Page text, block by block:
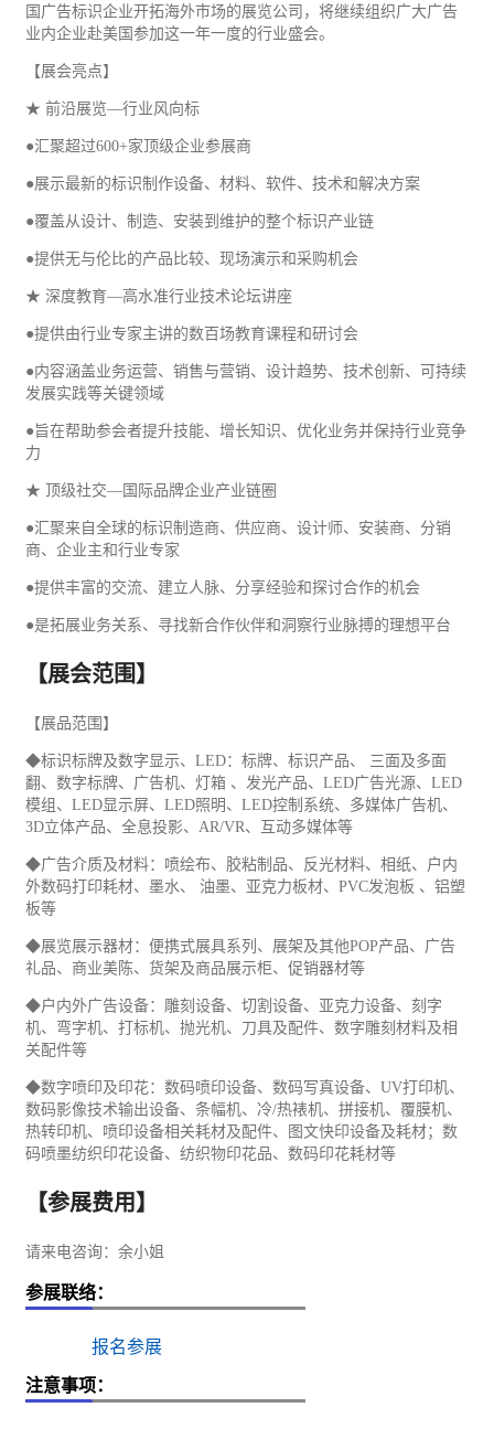
国广告标识企业开拓海外市场的展览公司，将继续组织广大广告
业内企业赴美国参加这一年一度的行业盛会。
【展会亮点】
★ 前沿展览—行业风向标
●汇聚超过600+家顶级企业参展商
●展示最新的标识制作设备、材料、软件、技术和解决方案
●覆盖从设计、制造、安装到维护的整个标识产业链
●提供无与伦比的产品比较、现场演示和采购机会
★ 深度教育—高水准行业技术论坛讲座
●提供由行业专家主讲的数百场教育课程和研讨会
●内容涵盖业务运营、销售与营销、设计趋势、技术创新、可持续
发展实践等关键领域
●旨在帮助参会者提升技能、增长知识、优化业务并保持行业竞争
力
★ 顶级社交—国际品牌企业产业链圈
●汇聚来自全球的标识制造商、供应商、设计师、安装商、分销
商、企业主和行业专家
●提供丰富的交流、建立人脉、分享经验和探讨合作的机会
●是拓展业务关系、寻找新合作伙伴和洞察行业脉搏的理想平台
【展会范围】
【展品范围】
◆标识标牌及数字显示、LED：标牌、标识产品、 三面及多面
翻、数字标牌、 广告机、灯箱 、发光产品、LED广告光源、LED
模组、LED显示屏、LED照明、LED控制系统、多媒体广告机、
3D立体产品、全息投影、AR/VR、互动多媒体等
◆广告介质及材料：喷绘布、胶粘制品、反光材料、相纸、户内
外数码打印耗材、墨水、 油墨、亚克力板材、PVC发泡板 、铝塑
板等
◆展览展示器材：便携式展具系列、展架及其他POP产品、广告
礼品、商业美陈、货架及商品展示柜、促销器材等
◆户内外广告设备：雕刻设备、切割设备、亚克力设备、刻字
机、弯字机、打标机、抛光机、刀具及配件、数字雕刻材料及相
关配件等
◆数字喷印及印花：数码喷印设备、数码写真设备、UV打印机、
数码影像技术输出设备、条幅机、冷/热裱机、拼接机、覆膜机、
热转印机、喷印设备相关耗材及配件、图文快印设备及耗材；数
码喷墨纺织印花设备、纺织物印花品、数码印花耗材等
【参展费用】
请来电咨询：余小姐
参展联络：
报名参展
注意事项：